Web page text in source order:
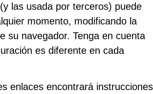
las usada por terceros) puede
momento, modificando la
su navegador. Tenga en cuenta
es diferente en cada
enlaces encontrará instrucciones